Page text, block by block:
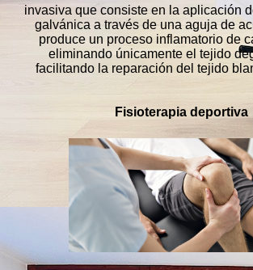
invasiva que consiste en la aplicación
galvánica a través de una aguja de
produce un proceso inflamatorio de
eliminando únicamente el tejido
facilitando la reparación del tejido
Fisioterapia deportiva